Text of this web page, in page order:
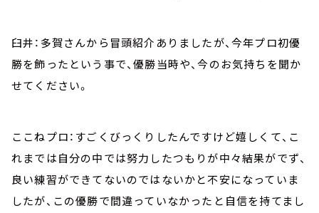
臼井：多賀さんから冒頭紹介ありましたが、今年プロ初優
勝を飾ったという事で、優勝当時や、今のお気持ちを聞か
せてください。
ここねプロ：すごくびっくりしたんですけど嬉しくて、こ
れまでは自分の中では努力したつもりが中々結果がでず、
良い練習ができてないのではないかと不安になっていま
したが、この優勝で間違っていなかったと自信を持てまし